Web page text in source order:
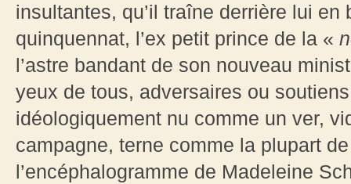
insultantes, qu’il traîne derrière lui
quinquennat, l’ex petit prince de la «
l’astre bandant de son nouveau
yeux de tous, adversaires ou
idéologiquement nu comme un ver,
campagne, terne comme la plupart
l’encéphalogramme de Madeleine